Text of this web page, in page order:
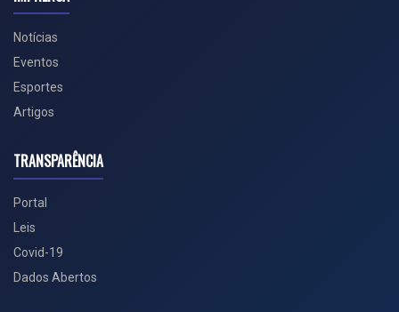
Notícias
Eventos
Esportes
Artigos
TRANSPARÊNCIA
Portal
Leis
Covid-19
Dados Abertos